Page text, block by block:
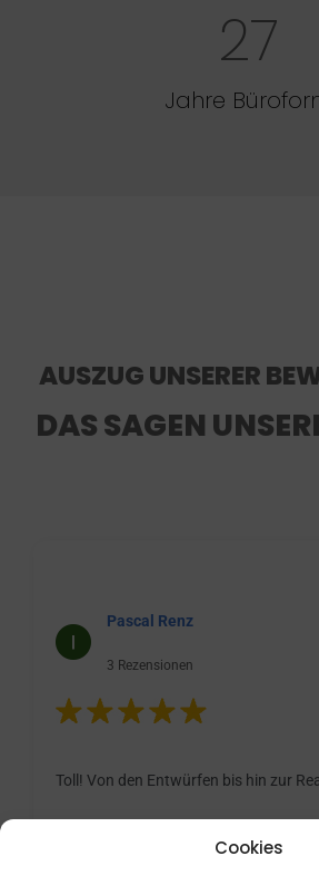
Cookies
27
Jahre
AUSZUG UNSERER
DAS SAGEN
Pascal Renz
3 Rezensionen
Toll! Von den Entwürfen bis hin zur